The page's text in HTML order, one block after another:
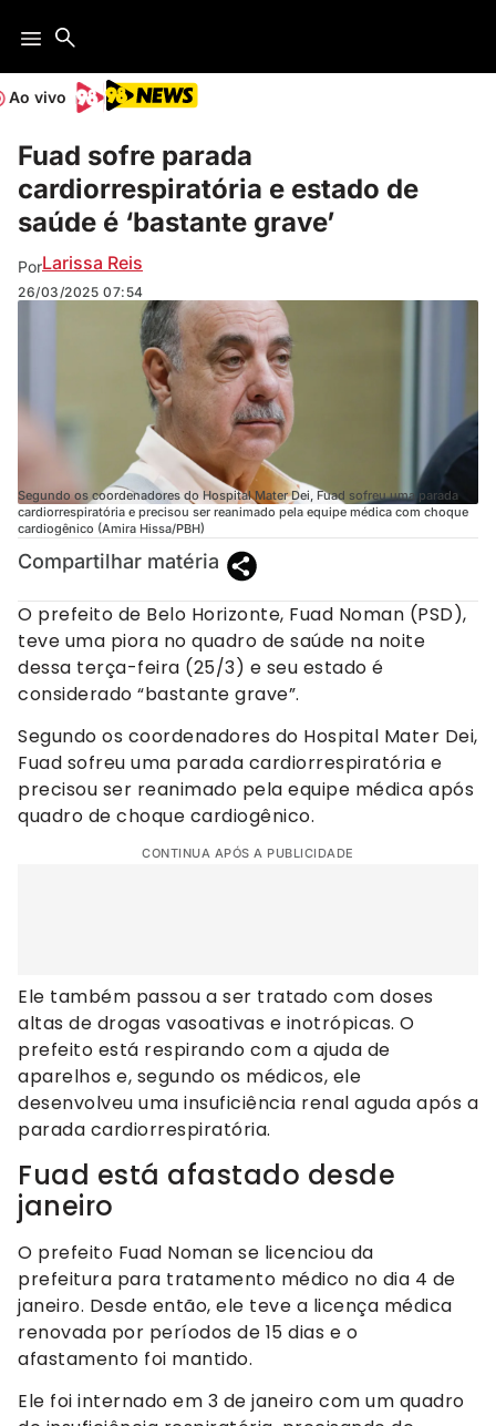
Ao vivo
Fuad sofre parada
cardiorrespiratória e estado de
saúde é ‘bastante grave’
PorLarissa Reis
26/03/2025 07:54
Segundo os coordenadores do Hospital Mater Dei, Fuad sofreu uma parada
cardiorrespiratória e precisou ser reanimado pela equipe médica com choque
cardiogênico (Amira Hissa/PBH)
Compartilhar matéria
O prefeito de Belo Horizonte, Fuad Noman (PSD),
teve uma piora no quadro de saúde na noite
dessa terça-feira (25/3) e seu estado é
considerado “bastante grave”.
Segundo os coordenadores do Hospital Mater Dei,
Fuad sofreu uma parada cardiorrespiratória e
precisou ser reanimado pela equipe médica após
quadro de choque cardiogênico.
CONTINUA APÓS A PUBLICIDADE
Ele também passou a ser tratado com doses
altas de drogas vasoativas e inotrópicas. O
prefeito está respirando com a ajuda de
aparelhos e, segundo os médicos, ele
desenvolveu uma insuficiência renal aguda após a
parada cardiorrespiratória.
Fuad está afastado desde
janeiro
O prefeito Fuad Noman se licenciou da
prefeitura para tratamento médico no dia 4 de
janeiro. Desde então, ele teve a licença médica
renovada por períodos de 15 dias e o
afastamento foi mantido.
Ele foi internado em 3 de janeiro com um quadro